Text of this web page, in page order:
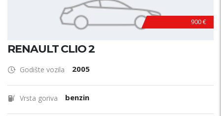
900 €
RENAULT CLIO 2
Godište vozila 2005
Vrsta goriva benzin